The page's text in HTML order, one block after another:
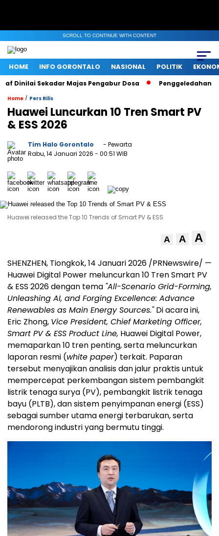
SCROLL TO CONTINUE WITH CONTENT
HOME INFO GORONTALO NASIONAL POLITIK
Sekadar Majas Pengabur Dosa Penggeledahan KPK
Home / Pers Rilis
Huawei Luncurkan 10 Tren Smart PV
& ESS 2026
Tim Halo Gorontalo
- Pewarta
Rabu, 14 Januari 2026 - 00:51 WIB
Huawei released the Top 10 Trends of Smart PV & ESS
A A A
SHENZHEN, Tiongkok, 14 Januari 2026 /PRNewswire/ —
Huawei Digital Power meluncurkan 10 Tren Smart PV
& ESS 2026 dengan tema "All-Scenario Grid-Forming,
Unleashing AI, and Forging Excellence: Advance
Renewables as Main Energy Sources."Di acara ini,
Eric Zhong, Vice President, Chief Marketing Officer,
Smart PV & ESS Product Line, Huawei Digital Power,
memaparkan 10 tren penting, serta meluncurkan
laporan resmi (white paper) terkait. Paparan
tersebut menyajikan analisis dan jalur praktis untuk
mempercepat perkembangan sistem pembangkit
listrik tenaga surya (PV), pembangkit listrik tenaga
bayu (PLTB), dan sistem penyimpanan energi (ESS)
sebagai sumber utama energi terbarukan, serta
mendorong industri yang bermutu tinggi.